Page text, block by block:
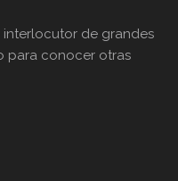
de grandes
para conocer otras